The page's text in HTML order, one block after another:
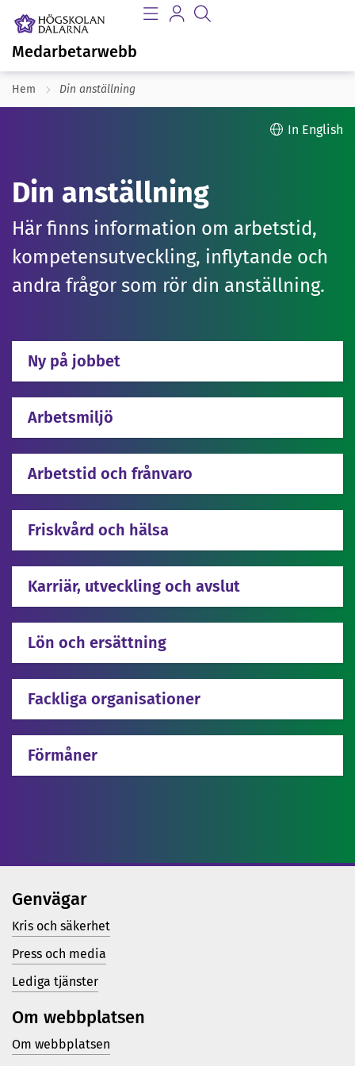
Medarbetarwebb
Hem Din anställning
In English
Din anställning
Här finns information om arbetstid,
kompetensutveckling, inflytande och
andra frågor som rör din anställning.
Ny på jobbet
Arbetsmiljö
Arbetstid och frånvaro
Friskvård och hälsa
Karriär, utveckling och avslut
Lön och ersättning
Fackliga organisationer
Förmåner
Genvägar
Kris och säkerhet
Press och media
Lediga tjänster
Om webbplatsen
Om webbplatsen